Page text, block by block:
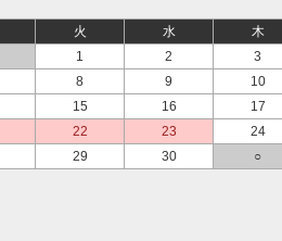
火 水 木
1 2 3
8 9 10
15 16 17
22 23 24
29 30 ○